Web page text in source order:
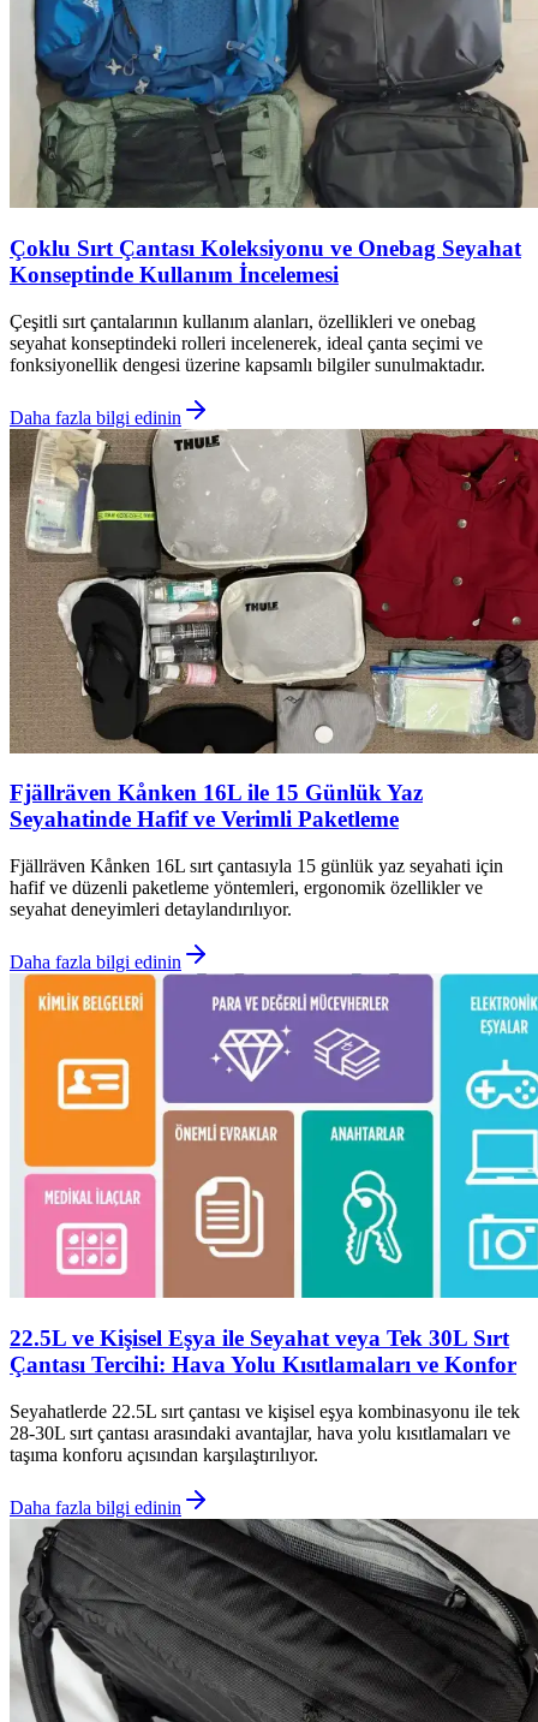
Çoklu Sırt Çantası Koleksiyonu ve Onebag Seyahat
Konseptinde Kullanım İncelemesi
Çeşitli sırt çantalarının kullanım alanları, özellikleri ve onebag
seyahat konseptindeki rolleri incelenerek, ideal çanta seçimi ve
fonksiyonellik dengesi üzerine kapsamlı bilgiler sunulmaktadır.
Daha fazla bilgi edinin
Fjällräven Kånken 16L ile 15 Günlük Yaz
Seyahatinde Hafif ve Verimli Paketleme
Fjällräven Kånken 16L sırt çantasıyla 15 günlük yaz seyahati için
hafif ve düzenli paketleme yöntemleri, ergonomik özellikler ve
seyahat deneyimleri detaylandırılıyor.
Daha fazla bilgi edinin
22.5L ve Kişisel Eşya ile Seyahat veya Tek 30L Sırt
Çantası Tercihi: Hava Yolu Kısıtlamaları ve Konfor
Seyahatlerde 22.5L sırt çantası ve kişisel eşya kombinasyonu ile tek
28-30L sırt çantası arasındaki avantajlar, hava yolu kısıtlamaları ve
taşıma konforu açısından karşılaştırılıyor.
Daha fazla bilgi edinin